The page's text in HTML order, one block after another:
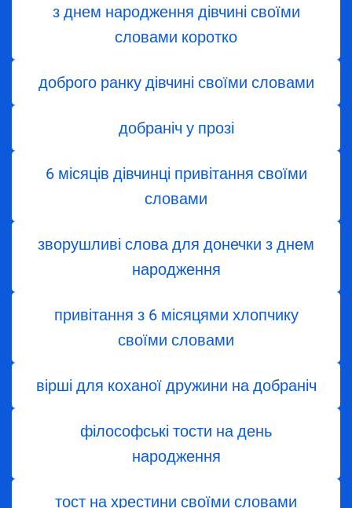
з днем ​​народження дівчині своїми
словами коротко
доброго ранку дівчині своїми словами
добраніч у прозі
6 місяців дівчинці привітання своїми
словами
зворушливі слова для донечки з днем
народження
привітання з 6 місяцями хлопчику
своїми словами
вірші для коханої дружини на добраніч
філософські тости на день
народження
тост на хрестини своїми словами